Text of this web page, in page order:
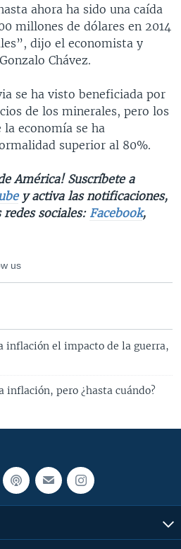
ahora ha sido una caída
millones de dólares en 2014
dijo el economista y
Chávez.
se ha visto beneficiada por
de los minerales, pero los
economía se ha
superior al 80%.
América! Suscríbete a
y activa las notificaciones,
redes sociales: Facebook,
us
inflación el impacto de la guerra,
inflación, pero ¿hasta cuándo?